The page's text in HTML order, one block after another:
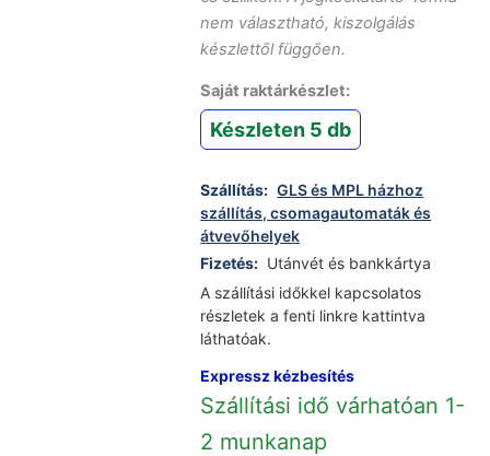
nem választható, kiszolgálás
készlettől függően.
Saját raktárkészlet:
Készleten 5 db
Szállítás: GLS és MPL házhoz
szállítás, csomagautomaták és
átvevőhelyek
Fizetés: Utánvét és bankkártya
A szállítási időkkel kapcsolatos
részletek a fenti linkre kattintva
láthatóak.
Expressz kézbesítés
Szállítási idő várhatóan 1-
2 munkanap